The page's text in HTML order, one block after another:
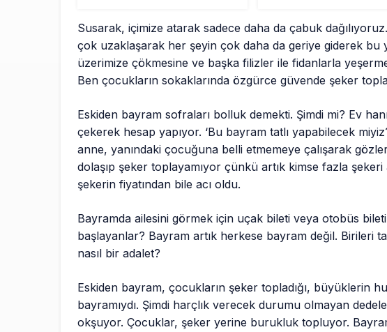
Kuruluyor
Susarak, içimize atarak sadece daha da çabuk
çok uzaklaşarak her şeyin çok daha da geriye giderek bu
üzerimize çökmesine ve başka filizler ile fidanlarla
Ben çocukların sokaklarında özgürce güvende şeker
Eskiden bayram sofraları bolluk demekti. Şimdi mi? Ev
çekerek hesap yapıyor. ‘Bu bayram tatlı yapabilecek
anne, yanındaki çocuğuna belli etmemeye çalışarak
dolaşıp şeker toplayamıyor çünkü artık kimse fazla
şekerin fiyatından bile acı oldu.
Bayramda ailesini görmek için uçak bileti veya otobüs
başlayanlar? Bayram artık herkese bayram değil. Birileri
nasıl bir adalet?
Eskiden bayram, çocukların şeker topladığı, büyüklerin
bayramıydı. Şimdi harçlık verecek durumu olmayan
okşuyor. Çocuklar, şeker yerine burukluk topluyor.